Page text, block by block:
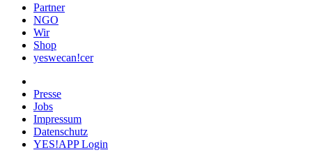
Partner
NGO
Wir
Shop
yeswecan!cer
Presse
Jobs
Impressum
Datenschutz
YES!APP Login